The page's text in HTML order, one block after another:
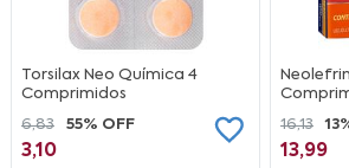
Torsilax Neo Química 4
Comprimidos
6,83
55% OFF
3,10
16,13
13,99